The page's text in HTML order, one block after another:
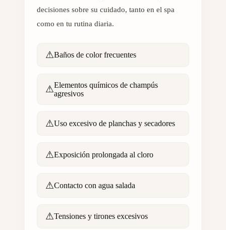
decisiones sobre su cuidado, tanto en el spa
como en tu rutina diaria.
⚠Baños de color frecuentes
⚠Elementos químicos de champús
agresivos
⚠Uso excesivo de planchas y secadores
⚠Exposición prolongada al cloro
⚠Contacto con agua salada
⚠Tensiones y tirones excesivos